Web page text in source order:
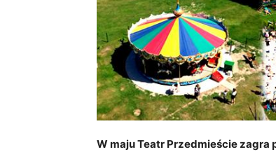
W maju Teatr Przedmieście